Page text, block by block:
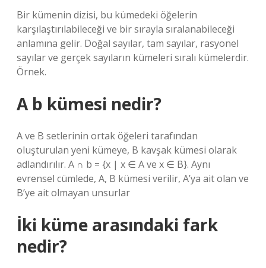
Bir kümenin dizisi, bu kümedeki öğelerin
karşılaştırılabileceği ve bir sırayla sıralanabileceği
anlamına gelir. Doğal sayılar, tam sayılar, rasyonel
sayılar ve gerçek sayıların kümeleri sıralı kümelerdir.
Örnek.
A b kümesi nedir?
A ve B setlerinin ortak öğeleri tarafından
oluşturulan yeni kümeye, B kavşak kümesi olarak
adlandırılır. A ∩ b = {x | x ∈ A ve x ∈ B}. Aynı
evrensel cümlede, A, B kümesi verilir, A’ya ait olan ve
B’ye ait olmayan unsurlar
İki küme arasındaki fark
nedir?